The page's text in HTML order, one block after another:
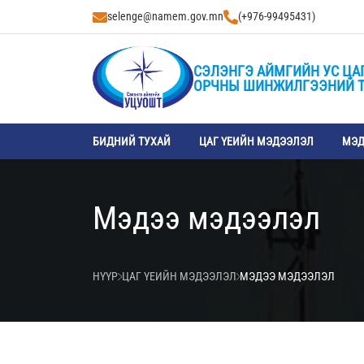
selenge@namem.gov.mn (+976-99495431)
СЭЛЭНГЭ АЙМГИЙН УС
ОРЧНЫ ШИНЖИЛГЭЭНИЙ
БИДНИЙ ТУХАЙ ЦАГ ҮЕИЙН МЭДЭЭЛЭЛ
Мэдээ мэдээлэл
НҮҮР ЦАГ ҮЕИЙН МЭДЭЭЛЭЛ МЭДЭЭ МЭДЭЭЛЭЛ